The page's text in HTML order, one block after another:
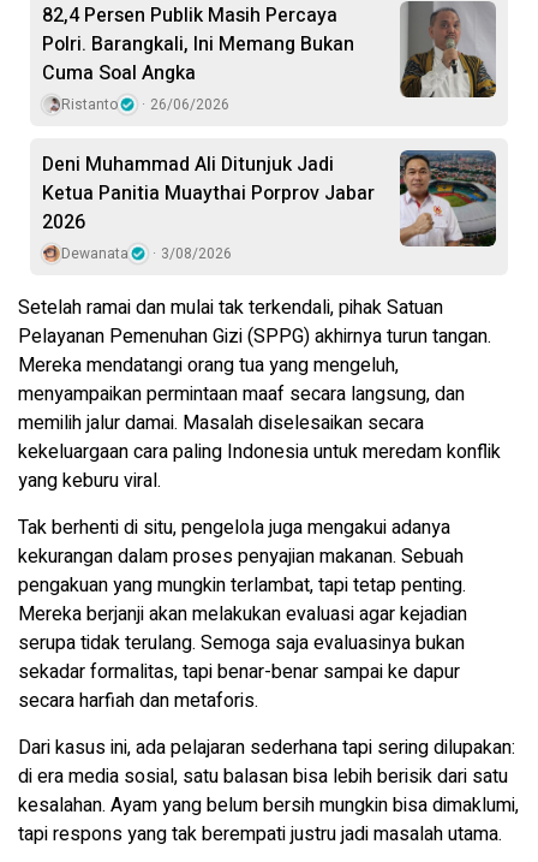
82,4 Persen Publik Masih Percaya
Polri. Barangkali, Ini Memang Bukan
Cuma Soal Angka
Ristanto 26/06/2026
Deni Muhammad Ali Ditunjuk Jadi
Ketua Panitia Muaythai Porprov Jabar
2026
Dewanata 3/08/2026
Setelah ramai dan mulai tak terkendali, pihak Satuan
Pelayanan Pemenuhan Gizi (SPPG) akhirnya turun tangan.
Mereka mendatangi orang tua yang mengeluh,
menyampaikan permintaan maaf secara langsung, dan
memilih jalur damai. Masalah diselesaikan secara
kekeluargaan cara paling Indonesia untuk meredam konflik
yang keburu viral.
Tak berhenti di situ, pengelola juga mengakui adanya
kekurangan dalam proses penyajian makanan. Sebuah
pengakuan yang mungkin terlambat, tapi tetap penting.
Mereka berjanji akan melakukan evaluasi agar kejadian
serupa tidak terulang. Semoga saja evaluasinya bukan
sekadar formalitas, tapi benar-benar sampai ke dapur
secara harfiah dan metaforis.
Dari kasus ini, ada pelajaran sederhana tapi sering dilupakan:
di era media sosial, satu balasan bisa lebih berisik dari satu
kesalahan. Ayam yang belum bersih mungkin bisa dimaklumi,
tapi respons yang tak berempati justru jadi masalah utama.